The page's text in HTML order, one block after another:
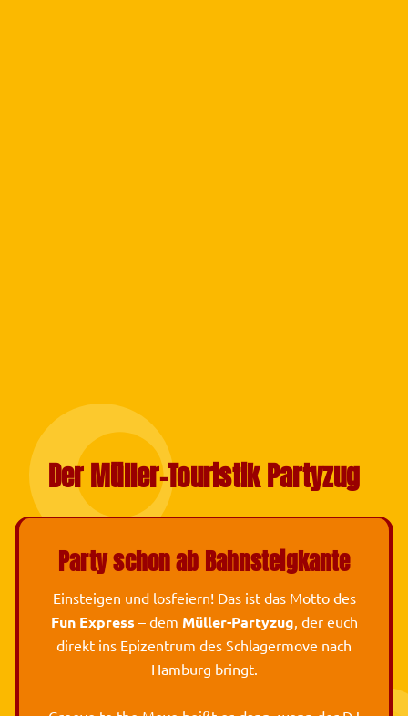
Der Müller-Touristik Partyzug
Party schon ab Bahnsteigkante
Einsteigen und losfeiern! Das ist das Motto des
Fun Express – dem Müller-Partyzug, der euch
direkt ins Epizentrum des Schlagermove nach
Hamburg bringt.